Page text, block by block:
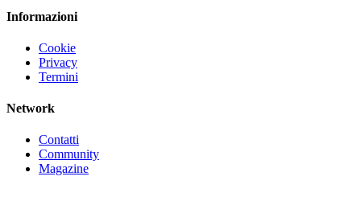
Informazioni
Cookie
Privacy
Termini
Network
Contatti
Community
Magazine